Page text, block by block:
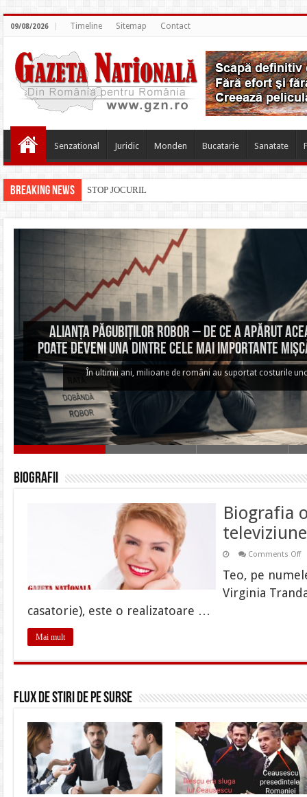
09/08/2026 Timeline Sitemap Contact
Senzational Juridic Monden Bucatarie Sanatate
Breaking News STOP JOCURILOR DE NOROC ÎN ROMÂNIA – oraș
Alianța Păgubiților ROBOR – De ce a apărut
poate deveni una dintre cele mai importante
În ultimii ani, milioane de români au suportat costurile
Biografii
Biografia
Comments Off
Teo, pe
Virginia
casatorie), este o realizatoare …
Mai mult
Flux de stiri de pe surse